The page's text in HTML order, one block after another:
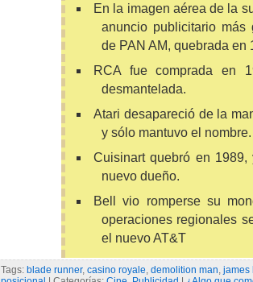
En la imagen aérea de la
anuncio publicitario
de PAN AM, quebrada en
RCA fue comprada en
desmantelada.
Atari desapareció de la
y sólo mantuvo el nombre.
Cuisinart quebró en
nuevo dueño.
Bell vio romperse su
operaciones regionales
el nuevo AT&T
Tags: blade runner, casino royale demolition man james